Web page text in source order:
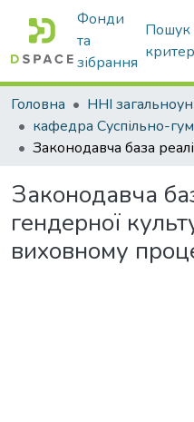
Фонди
та
зібрання
Пошук
Головна
Законодавча
гендерної
виховному